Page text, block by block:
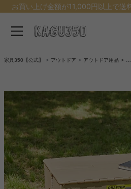
お買い上げ金額が11,000円以上で送
家具350【公式】 アウトドア アウトドア用品